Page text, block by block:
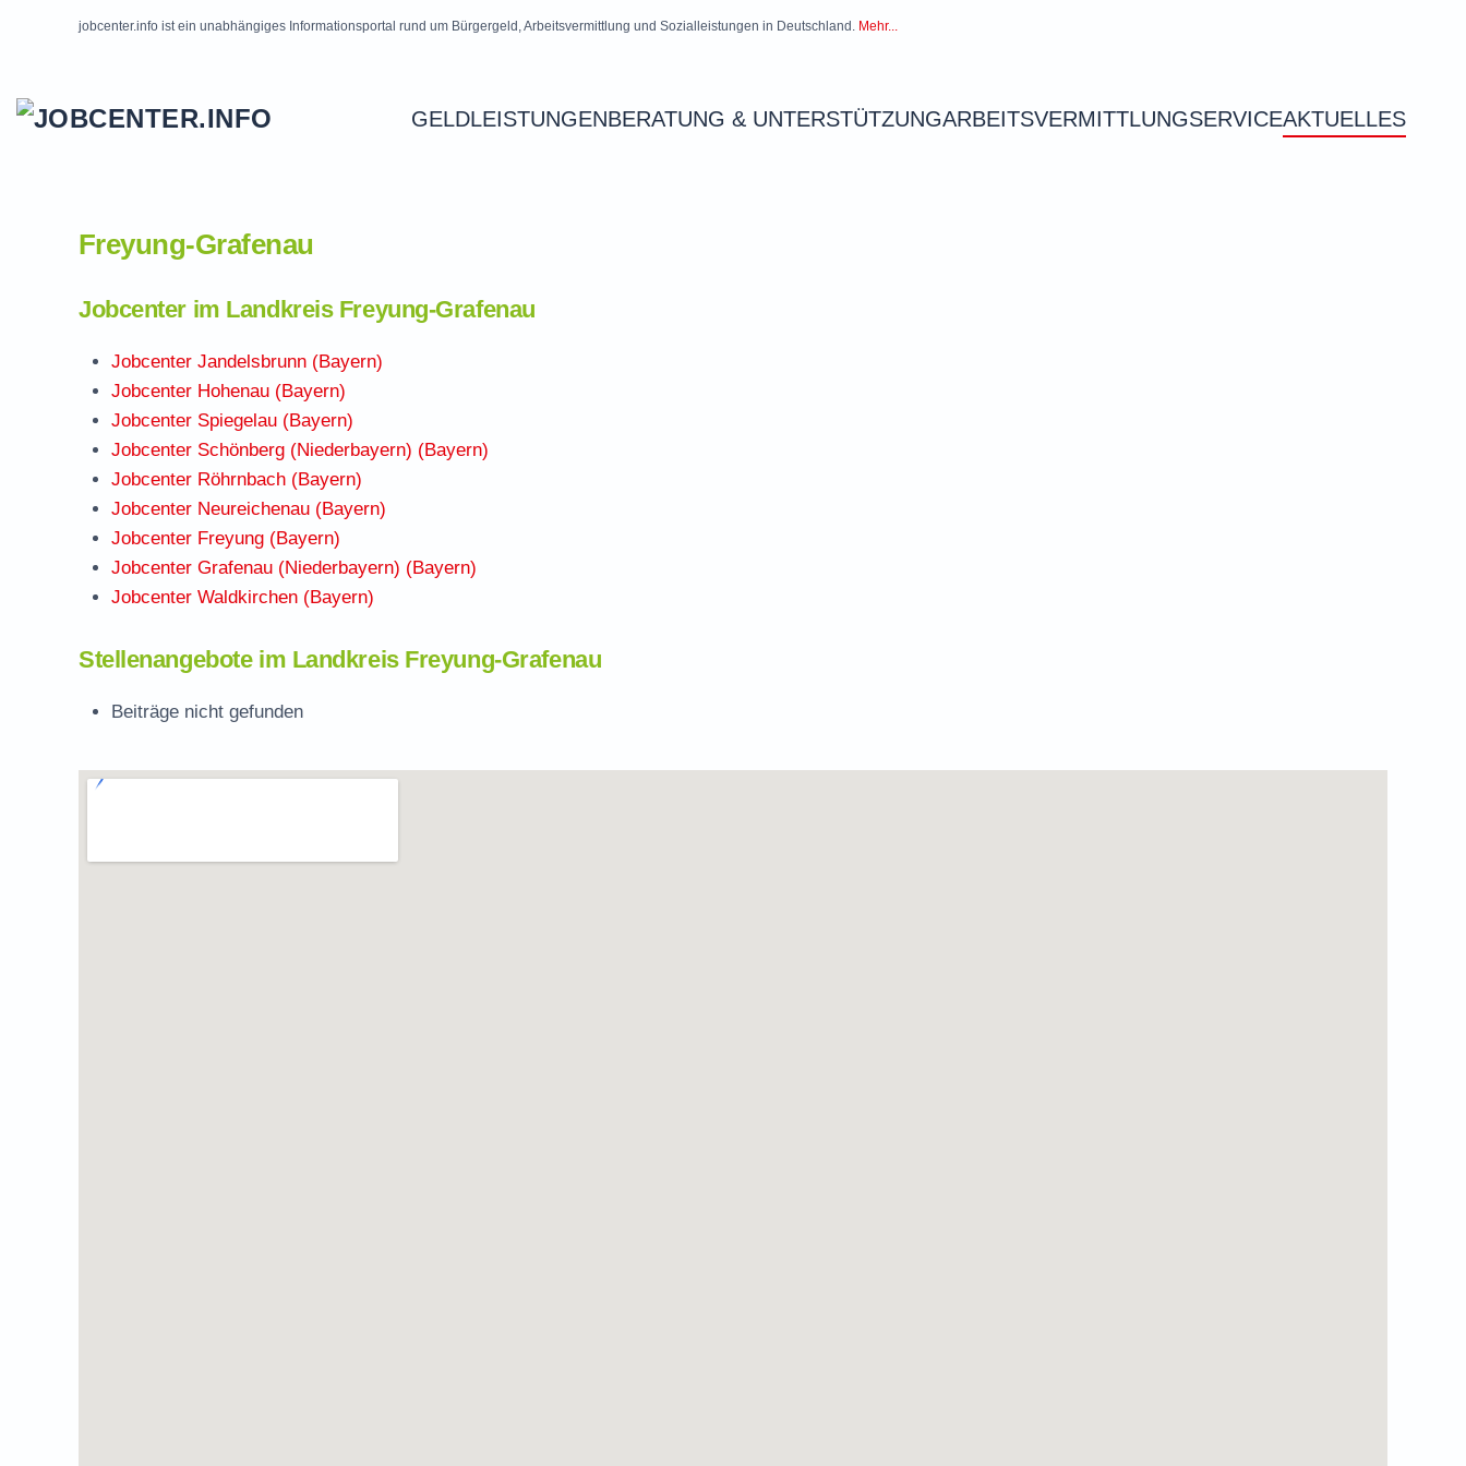
jobcenter.info ist ein unabhängiges Informationsportal rund um Bürgergeld, Arbeitsvermittlung und Sozialleistungen in Deutschland. Mehr...
GELDLEISTUNGENBERATUNG & UNTERSTÜTZUNGARBEITSVERMITTLUNGSERVICEAKTUELLES
Freyung-Grafenau
Jobcenter im Landkreis Freyung-Grafenau
Jobcenter Jandelsbrunn (Bayern)
Jobcenter Hohenau (Bayern)
Jobcenter Spiegelau (Bayern)
Jobcenter Schönberg (Niederbayern) (Bayern)
Jobcenter Röhrnbach (Bayern)
Jobcenter Neureichenau (Bayern)
Jobcenter Freyung (Bayern)
Jobcenter Grafenau (Niederbayern) (Bayern)
Jobcenter Waldkirchen (Bayern)
Stellenangebote im Landkreis Freyung-Grafenau
Beiträge nicht gefunden